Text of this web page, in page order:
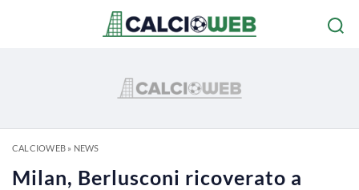
CALCIOWEB» NEWS
Milan, Berlusconi ricoverato a